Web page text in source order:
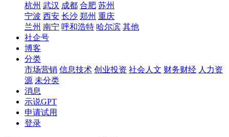
杭州 武汉 成都 合肥 苏州
宁波 西安 长沙 郑州 重庆
兰州 南宁 呼和浩特 哈尔滨 其他
社企号
博客
分类
市场营销 信息技术 创业投资 社会人文 财务财经 人力资
源 未分类
消息
示说GPT
申请试用
登录